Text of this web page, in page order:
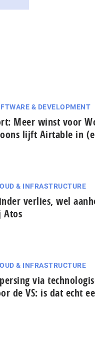
& DEVELOPMENT
Meer winst voor
lijft Airtable in
& INFRASTRUCTURE
verlies, wel
Atos
& INFRASTRUCTURE
via
de VS: is dat echt